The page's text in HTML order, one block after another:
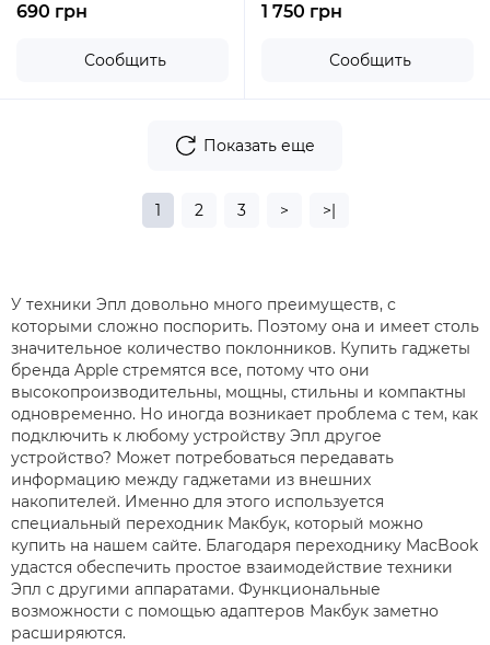
690 грн
Сообщить
1 750 грн
Сообщить
Показать еще
1 2 3 > >|
У техники Эпл довольно много преимуществ, с
которыми сложно поспорить. Поэтому она и имеет столь
значительное количество поклонников. Купить гаджеты
бренда Apple стремятся все, потому что они
высокопроизводительны, мощны, стильны и компактны
одновременно. Но иногда возникает проблема с тем, как
подключить к любому устройству Эпл другое
устройство? Может потребоваться передавать
информацию между гаджетами из внешних
накопителей. Именно для этого используется
специальный переходник Макбук, который можно
купить на нашем сайте. Благодаря переходнику MacBook
удастся обеспечить простое взаимодействие техники
Эпл с другими аппаратами. Функциональные
возможности с помощью адаптеров Макбук заметно
расширяются.